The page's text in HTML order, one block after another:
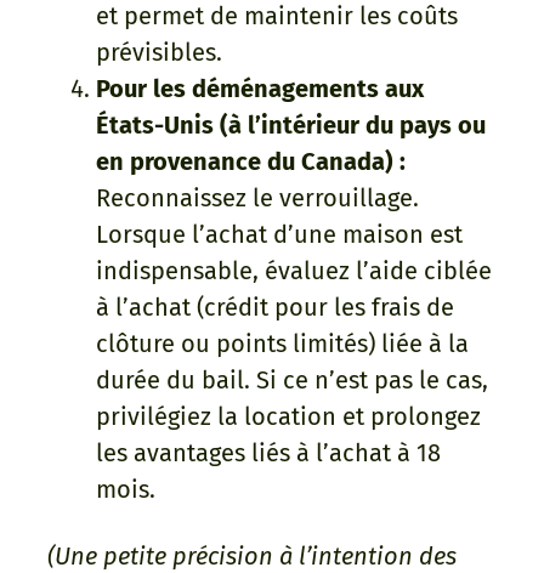
et permet de maintenir les coûts
prévisibles.
Pour les déménagements aux
États-Unis (à l’intérieur du pays ou
en provenance du Canada) :
Reconnaissez le verrouillage.
Lorsque l’achat d’une maison est
indispensable, évaluez l’aide ciblée
à l’achat (crédit pour les frais de
clôture ou points limités) liée à la
durée du bail. Si ce n’est pas le cas,
privilégiez la location et prolongez
les avantages liés à l’achat à 18
mois.
(Une petite précision à l’intention des